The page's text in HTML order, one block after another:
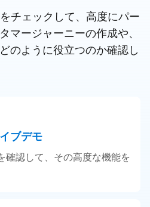
チェックして、高度にパー
マージャーニーの作成や、
のように役立つのか確認し
ブデモ
確認して、その高度な機能を